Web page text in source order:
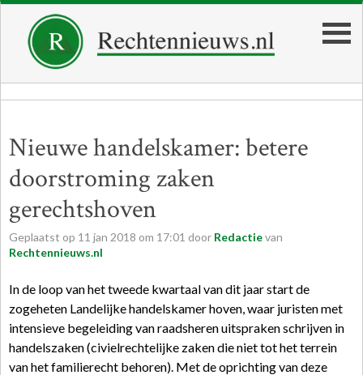
Nieuwe handelskamer: betere
doorstroming zaken
gerechtshoven
Geplaatst op 11 jan 2018 om 17:01 door Redactievan
Rechtennieuws.nl
In de loop van het tweede kwartaal van dit jaar start de
zogeheten Landelijke handelskamer hoven, waar juristen met
intensieve begeleiding van raadsheren uitspraken schrijven in
handelszaken (civielrechtelijke zaken die niet tot het terrein
van het familierecht behoren). Met de oprichting van deze